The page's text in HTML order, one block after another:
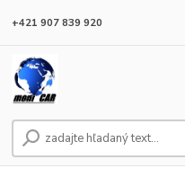
+421 907 839 920